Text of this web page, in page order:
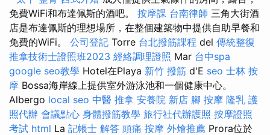
免費WiFi和布達佩斯的酒吧。 按摩課 台南律師 三角大街酒
店是布達佩斯的理想場所，在整個建築物中提供自助早餐和
免費的WiFi。 公司登記 Torre 台北撥筋課程 del 傳統整復
推拿技術士證照班2023 經絡調理證照 Mar 台中spa
google seo教學 Hotel在Playa 新竹 撥筋 d'E seo 士林 按
摩 Bossa海岸線上提供室外游泳池和一個健康中心。
Albergo local seo 中醫 推拿 安養院 新店 腳 按摩 隆乳 護
照代辦 會議點心 身體撥筋教學 旅行社代辦護照 按摩證照
考試 html La 記帳士 解答 頭痛 按摩 外燴推薦 Prora位於